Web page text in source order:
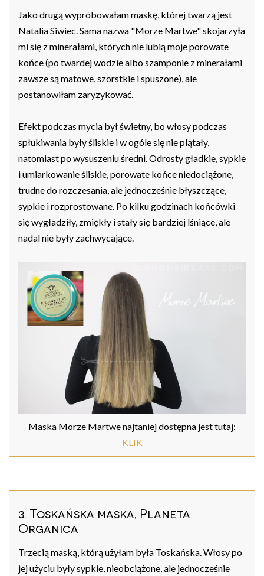
Jako drugą wypróbowałam maskę, której twarzą jest
Natalia Siwiec. Sama nazwa "Morze Martwe" skojarzyła
mi się z minerałami, których nie lubią moje porowate
końce (po twardej wodzie albo szamponie z minerałami
zawsze są matowe, szorstkie i spuszone), ale
postanowiłam zaryzykować.
Efekt podczas mycia był świetny, bo włosy podczas
spłukiwania były śliskie i w ogóle się nie plątały,
natomiast po wysuszeniu średni. Odrosty gładkie, sypkie
i umiarkowanie śliskie, porowate końce niedociążone,
trudne do rozczesania, ale jednocześnie błyszczące,
sypkie i rozprostowane. Po kilku godzinach końcówki
się wygładziły, zmiękły i stały się bardziej lśniące, ale
nadal nie były zachwycające.
Maska Morze Martwe najtaniej dostępna jest tutaj:
KLIK
3. Toskańska maska, Planeta
Organica
Trzecią maską, którą użyłam była Toskańska. Włosy po
jej użyciu były sypkie, nieobciążone, ale jednocześnie